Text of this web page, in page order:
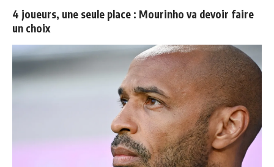
4 joueurs, une seule place : Mourinho va devoir faire
un choix